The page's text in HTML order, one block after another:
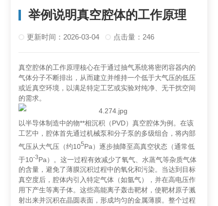
举例说明真空腔体的工作原理
更新时间：2026-03-04 点击量：246
真空腔体的工作原理核心在于通过抽气系统将密闭容器内的
气体分子不断排出，从而建立并维持一个低于大气压的低压
或近真空环境，以满足特定工艺或实验对纯净、无干扰空间
的需求。
以半导体制造中的‌物**相沉积（PVD）真空腔体‌为例。在该
工艺中，腔体首先通过机械泵和分子泵的多级组合，将内部
气压从大气压（约105Pa）逐步抽降至高真空状态（通常低
于10-3Pa）。这一过程有效减少了氧气、水蒸气等杂质气体
的含量，避免了薄膜沉积过程中的氧化和污染。当达到目标
真空度后，腔体内引入特定气体（如氩气），并在高电压作
用下产生等离子体。这些高能离子轰击靶材，使靶材原子溅
射出来并沉积在晶圆表面，形成均匀的金属薄膜。整个过程